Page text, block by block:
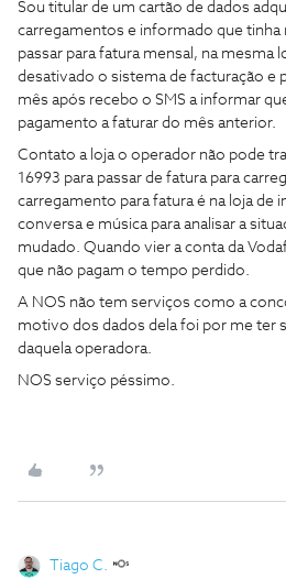
Sou titular de um cartão de dados
carregamentos e informado que
passar para fatura mensal, na mesma
desativado o sistema de facturação e
mês após recebo o SMS a informar
pagamento a faturar do mês anterior.
Contato a loja o operador não pode
16993 para passar de fatura para
carregamento para fatura é na loja de
conversa e música para analisar a
mudado. Quando vier a conta da
que não pagam o tempo perdido.
A NOS não tem serviços como a
motivo dos dados dela foi por me ter
daquela operadora.
NOS serviço péssimo.
Tiago C.